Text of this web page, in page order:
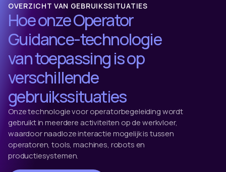
OVERZICHT VAN GEBRUIKSSITUATIES
Hoe onze Operator
Guidance-technologie
van toepassing is op
verschillende
gebruikssituaties
Onze technologie voor operatorbegeleiding wordt
gebruikt in meerdere activiteiten op de werkvloer,
waardoor naadloze interactie mogelijk is tussen
operatoren, tools, machines, robots en
productiesystemen.